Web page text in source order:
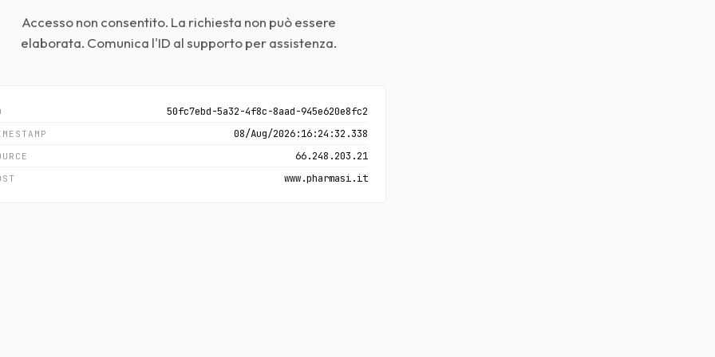
Accesso non consentito. La richiesta non può essere
elaborata. Comunica l'ID al supporto per assistenza.
50fc7ebd-5a32-4f8c-8aad-945e620e8fc2
08/Aug/2026:16:24:32.338
66.248.203.21
www.pharmasi.it